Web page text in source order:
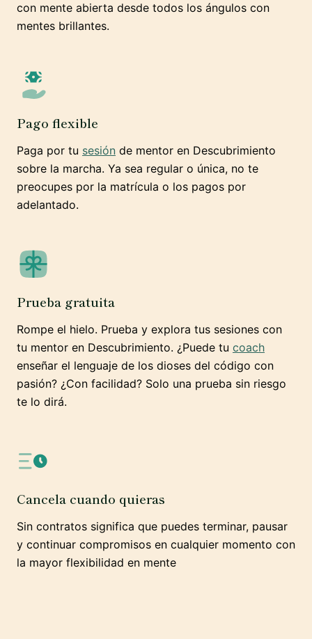
con mente abierta desde todos los ángulos con
mentes brillantes.
Pago flexible
Paga por tu sesión de mentor en Descubrimiento
sobre la marcha. Ya sea regular o única, no te
preocupes por la matrícula o los pagos por
adelantado.
Prueba gratuita
Rompe el hielo. Prueba y explora tus sesiones con
tu mentor en Descubrimiento. ¿Puede tu coach
enseñar el lenguaje de los dioses del código con
pasión? ¿Con facilidad? Solo una prueba sin riesgo
te lo dirá.
Cancela cuando quieras
Sin contratos significa que puedes terminar, pausar
y continuar compromisos en cualquier momento con
la mayor flexibilidad en mente